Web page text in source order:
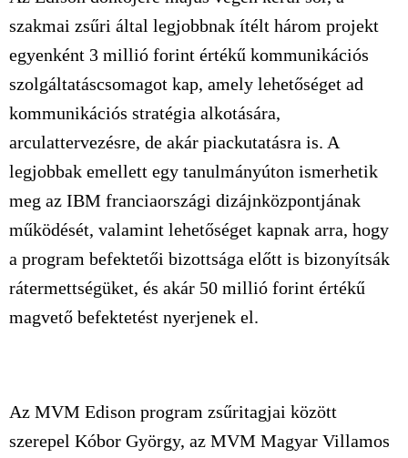
szakmai zsűri által legjobbnak ítélt három projekt
egyenként 3 millió forint értékű kommunikációs
szolgáltatáscsomagot kap, amely lehetőséget ad
kommunikációs stratégia alkotására,
arculattervezésre, de akár piackutatásra is. A
legjobbak emellett egy tanulmányúton ismerhetik
meg az IBM franciaországi dizájnközpontjának
működését, valamint lehetőséget kapnak arra, hogy
a program befektetői bizottsága előtt is bizonyítsák
rátermettségüket, és akár 50 millió forint értékű
magvető befektetést nyerjenek el.
Az MVM Edison program zsűritagjai között
szerepel Kóbor György, az MVM Magyar Villamos